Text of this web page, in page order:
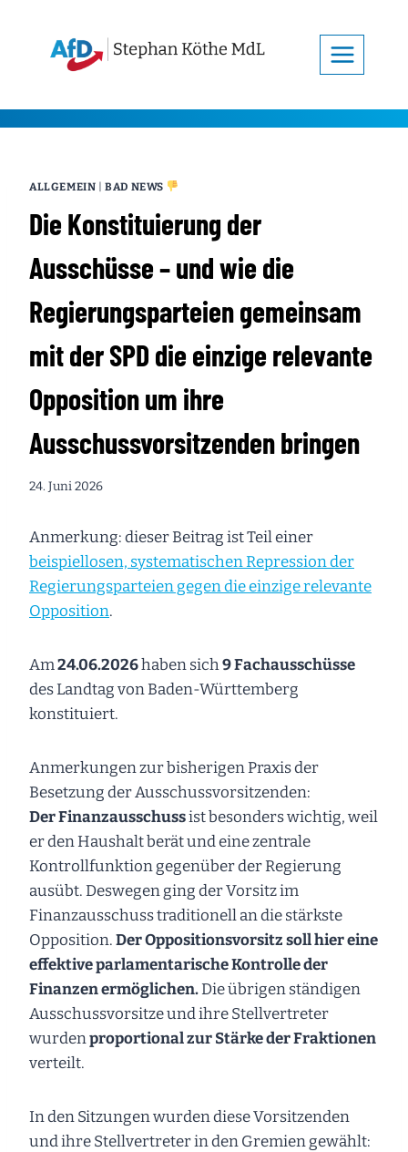
springen
ALLGEMEIN |BAD NEWS
Die Konstituierung der
Ausschüsse – und wie die
Regierungsparteien gemeinsam
mit der SPD die einzige relevante
Opposition um ihre
Ausschussvorsitzenden bringen
24. Juni 2026
Anmerkung: dieser Beitrag ist Teil einer
beispiellosen, systematischen Repression der
Regierungsparteien gegen die einzige relevante
Opposition.
Am24.06.2026haben sich9 Fachausschüsse
des Landtag von Baden-Württemberg
konstituiert.
Anmerkungen zur bisherigen Praxis der
Besetzung der Ausschussvorsitzenden:
Der Finanzausschussist besonders wichtig, weil
er den Haushalt berät und eine zentrale
Kontrollfunktion gegenüber der Regierung
ausübt. Deswegen ging der Vorsitz im
Finanzausschuss traditionell an die stärkste
Opposition.Der Oppositionsvorsitz soll hier eine
effektive parlamentarische Kontrolle der
Finanzen ermöglichen.Die übrigen ständigen
Ausschussvorsitze und ihre Stellvertreter
wurdenproportional zur Stärke der Fraktionen
verteilt.
In den Sitzungen wurden diese Vorsitzenden
und ihre Stellvertreter in den Gremien gewählt: